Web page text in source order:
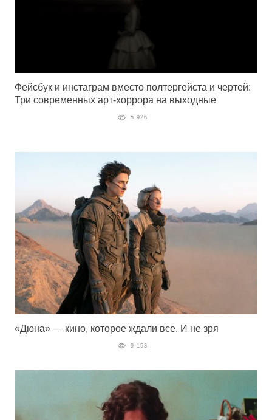
Фейсбук и инстаграм вместо полтергейста и чертей:
Три современных арт-хоррора на выходные
5 926
«Дюна» — кино, которое ждали все. И не зря
9 153